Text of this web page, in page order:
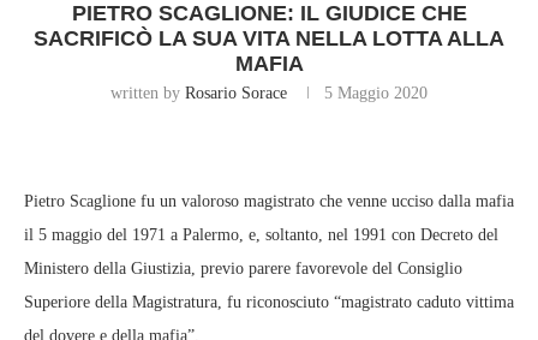
PIETRO SCAGLIONE: IL GIUDICE CHE
SACRIFICÒ LA SUA VITA NELLA LOTTA ALLA
MAFIA
written by Rosario Sorace 5 Maggio 2020
Pietro Scaglione fu un valoroso magistrato che venne ucciso dalla mafia
il 5 maggio del 1971 a Palermo, e, soltanto, nel 1991 con Decreto del
Ministero della Giustizia, previo parere favorevole del Consiglio
Superiore della Magistratura, fu riconosciuto “magistrato caduto vittima
del dovere e della mafia”.